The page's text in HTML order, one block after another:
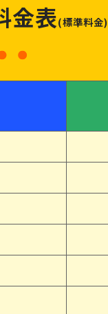
金表(標準料金)